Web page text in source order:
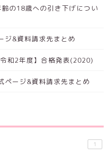
の18歳への引き下げについ
ジ&資料請求先まとめ
和2年度】合格発表(2020)
ページ&資料請求先まとめ
1